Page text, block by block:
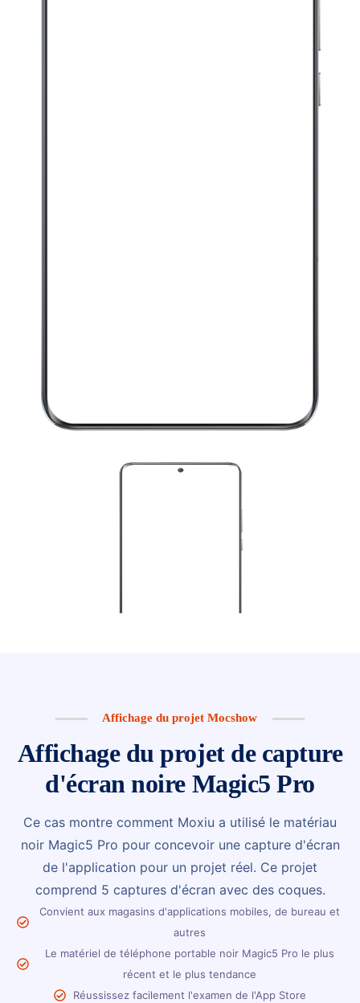
Affichage du projet Mocshow
Affichage du projet de capture
d'écran noire Magic5 Pro
Ce cas montre comment Moxiu a utilisé le matériau
noir Magic5 Pro pour concevoir une capture d'écran
de l'application pour un projet réel. Ce projet
comprend 5 captures d'écran avec des coques.
Convient aux magasins d'applications mobiles, de bureau et
autres
Le matériel de téléphone portable noir Magic5 Pro le plus
récent et le plus tendance
Réussissez facilement l'examen de l'App Store